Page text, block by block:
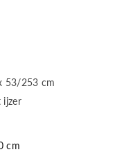
53/253 cm
ijzer
cm